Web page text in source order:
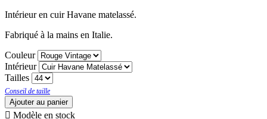
Intérieur en cuir Havane matelassé.
Fabriqué à la mains en Italie.
Couleur
Intérieur
Tailles
Conseil de taille
Ajouter au panier
 Modèle en stock